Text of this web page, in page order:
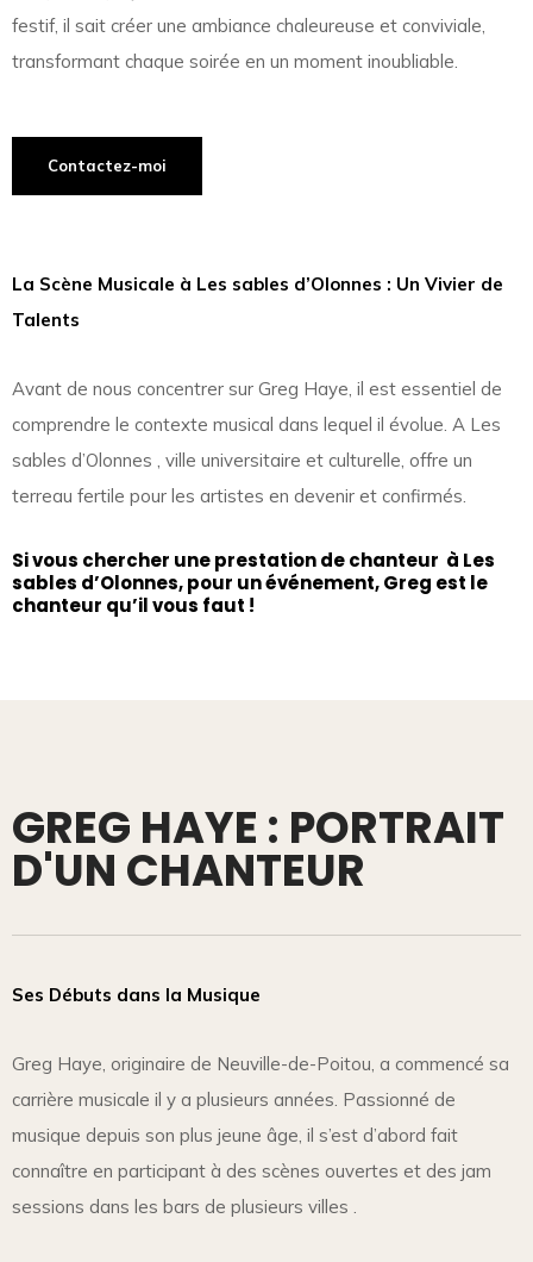
festif, il sait créer une ambiance chaleureuse et conviviale,
transformant chaque soirée en un moment inoubliable.
Contactez-moi
La Scène Musicale à Les sables d’Olonnes : Un Vivier de
Talents
Avant de nous concentrer sur Greg Haye, il est essentiel de
comprendre le contexte musical dans lequel il évolue. A Les
sables d’Olonnes , ville universitaire et culturelle, offre un
terreau fertile pour les artistes en devenir et confirmés.
Si vous chercher une prestation de chanteur à Les
sables d’Olonnes, pour un événement, Greg est le
chanteur qu’il vous faut !
GREG HAYE : PORTRAIT
D'UN CHANTEUR
Ses Débuts dans la Musique
Greg Haye, originaire de Neuville-de-Poitou, a commencé sa
carrière musicale il y a plusieurs années. Passionné de
musique depuis son plus jeune âge, il s’est d’abord fait
connaître en participant à des scènes ouvertes et des jam
sessions dans les bars de plusieurs villes .